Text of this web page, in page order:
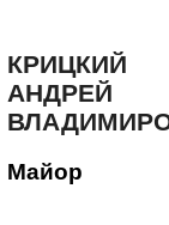
КРИЦКИЙ
АНДРЕЙ
Майор